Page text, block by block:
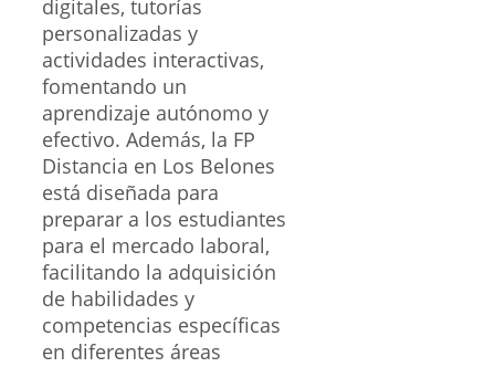
digitales, tutorías
personalizadas y
actividades interactivas,
fomentando un
aprendizaje autónomo y
efectivo. Además, la FP
Distancia en Los Belones
está diseñada para
preparar a los estudiantes
para el mercado laboral,
facilitando la adquisición
de habilidades y
competencias específicas
en diferentes áreas